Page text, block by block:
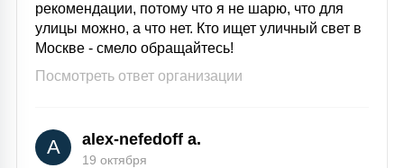
рекомендации, потому что я не шарю, что для
улицы можно, а что нет. Кто ищет уличный свет в
Москве - смело обращайтесь!
Посмотреть ответ организации
A alex-nefedoff a.
19 октября